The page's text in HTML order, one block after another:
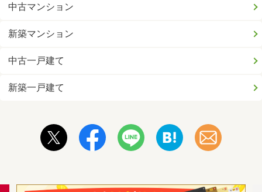
中古マンション
新築マンション
中古一戸建て
新築一戸建て